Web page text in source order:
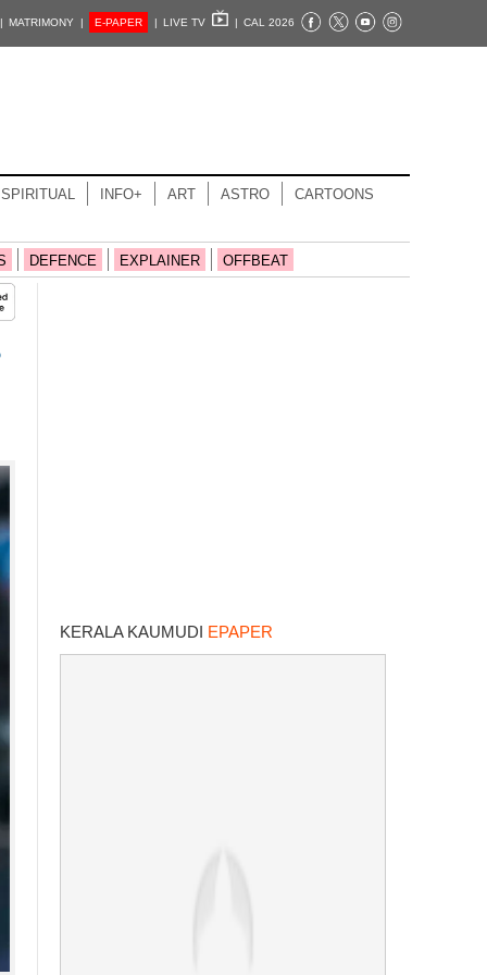
MATRIMONY | E-PAPER | LIVE TV | CAL 2026
SPIRITUAL INFO+ ART ASTRO CARTOONS
DEFENCE EXPLAINER OFFBEAT
KERALA KAUMUDI EPAPER